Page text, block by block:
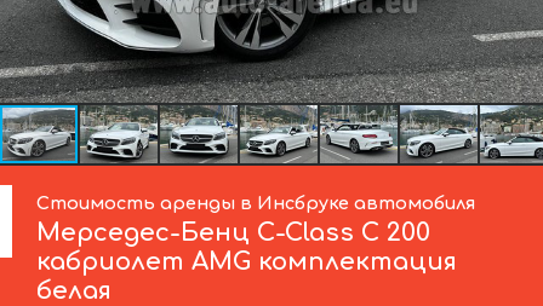
Стоимость аренды в Инсбруке автомобиля
Мерседес-Бенц C-Class C 200
кабриолет AMG комплектация
белая